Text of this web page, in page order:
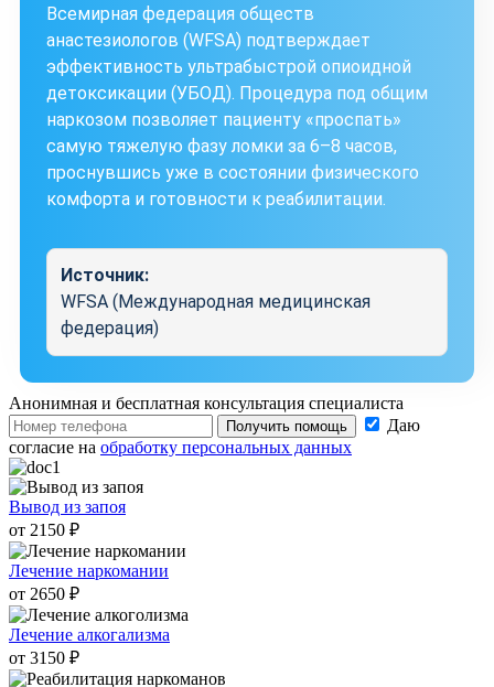
Всемирная федерация обществ
анастезиологов (WFSA) подтверждает
эффективность ультрабыстрой опиоидной
детоксикации (УБОД). Процедура под общим
наркозом позволяет пациенту «проспать»
самую тяжелую фазу ломки за 6–8 часов,
проснувшись уже в состоянии физического
комфорта и готовности к реабилитации.
Источник:
WFSA (Международная медицинская
федерация)
Анонимная и бесплатная консультация специалиста
Получить помощь
Даю
согласие на обработку персональных данных
Вывод из запоя
от 2150 ₽
Лечение наркомании
от 2650 ₽
Лечение алкогализма
от 3150 ₽